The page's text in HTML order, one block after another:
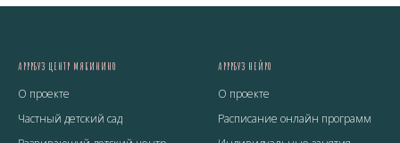
АРРРБУЗ ЦЕНТР МЯКИНИНО
О проекте
Частный детский сад
АРРРБУЗ НЕЙРО
О проекте
Расписание онлайн программ